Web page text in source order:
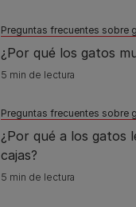
Preguntas frecuentes sobre
¿Por qué los gatos
5 min de lectura
Preguntas frecuentes sobre
¿Por qué a los gatos
cajas?
5 min de lectura